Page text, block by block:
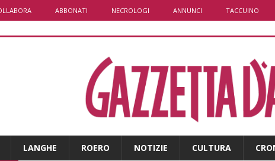
ABBONATI NECROLOGI ANNUNCI TACCUINO
LANGHE ROERO NOTIZIE CULTURA